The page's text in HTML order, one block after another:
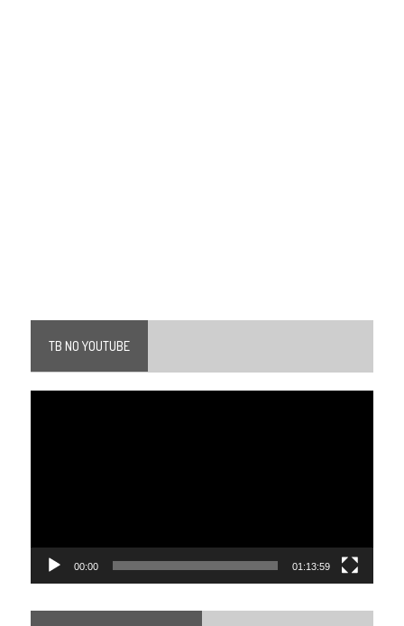
TB NO YOUTUBE
00:00 01:13:59